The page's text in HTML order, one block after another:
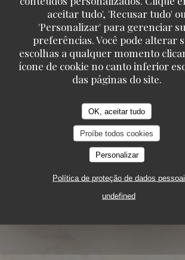
aceitar tudo', 'Recusar tudo'
'Personalizar' para gerenciar
preferências. Você pode alterar
escolhas a qualquer momento
ícone de cookie no canto inferior
das páginas do site.
OK, aceitar tudo
Proíbe todos cookies
Personalizar
Política de proteção de dados
undefined
HUGO 26000 VALENCE ((abre numa nova
numa nova janela))
((abre numa nova janela))